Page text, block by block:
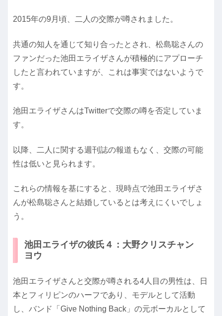
2015年の9月頃、二人の交際が噂されました。
共通の知人を通じて知り合ったとされ、松島聡さんの
ファンだった池田エライザさんが積極的にアプローチ
したと言われていますが、これは事実ではないようで
す。
池田エライザさんはTwitterで交際の噂を否定していま
す。
以降、二人に関する週刊誌の報道もなく、交際の可能
性は低いと見られます。
これらの情報を基にすると、現時点で池田エライザさ
んが松島聡さんと結婚しているとは考えにくいでしょ
う。
池田エライザの彼氏４：大野クリスチャン
ヨウ
池田エライザさんと交際が噂される4人目の男性は、日
本とフィリピンのハーフであり、モデルとして活動
し、バンド「Give Nothing Back」の元ボーカルとして